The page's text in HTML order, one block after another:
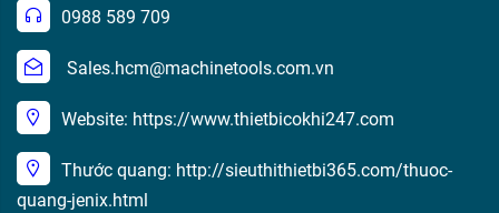
0988 589 709
Sales.hcm@machinetools.com.vn
Website: https://www.thietbicokhi247.com
Thước quang: http://sieuthithietbi365.com/thuoc-
quang-jenix.html